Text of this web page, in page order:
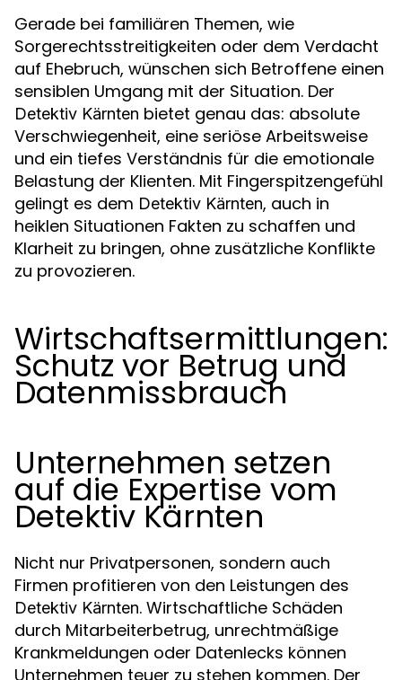
Gerade bei familiären Themen, wie
Sorgerechtsstreitigkeiten oder dem Verdacht
auf Ehebruch, wünschen sich Betroffene einen
sensiblen Umgang mit der Situation. Der
Detektiv Kärnten bietet genau das: absolute
Verschwiegenheit, eine seriöse Arbeitsweise
und ein tiefes Verständnis für die emotionale
Belastung der Klienten. Mit Fingerspitzengefühl
gelingt es dem Detektiv Kärnten, auch in
heiklen Situationen Fakten zu schaffen und
Klarheit zu bringen, ohne zusätzliche Konflikte
zu provozieren.
Wirtschaftsermittlungen:
Schutz vor Betrug und
Datenmissbrauch
Unternehmen setzen
auf die Expertise vom
Detektiv Kärnten
Nicht nur Privatpersonen, sondern auch
Firmen profitieren von den Leistungen des
Detektiv Kärnten. Wirtschaftliche Schäden
durch Mitarbeiterbetrug, unrechtmäßige
Krankmeldungen oder Datenlecks können
Unternehmen teuer zu stehen kommen. Der